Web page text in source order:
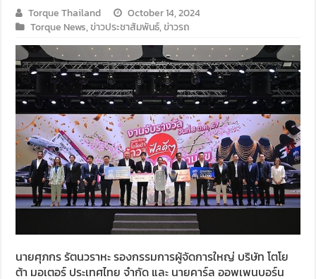
Torque Thailand
October 14, 2024
Torque News,ข่าวประชาสัมพันธ์,ข่าวรถ
นายศุภกร รัตนวราหะ รองกรรมการผู้จัดการใหญ่ บริษัท โตโย
ต้า มอเตอร์ ประเทศไทย จำกัด และ นายคาร์ล ออพเพนบอร์น